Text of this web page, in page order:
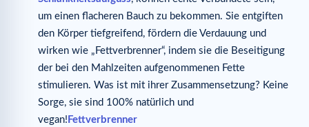
um einen flacheren Bauch zu bekommen. Sie entgiften
den Körper tiefgreifend, fördern die Verdauung und
wirken wie „Fettverbrenner“, indem sie die Beseitigung
der bei den Mahlzeiten aufgenommenen Fette
stimulieren. Was ist mit ihrer Zusammensetzung? Keine
Sorge, sie sind 100% natürlich und
vegan! Fettverbrenner